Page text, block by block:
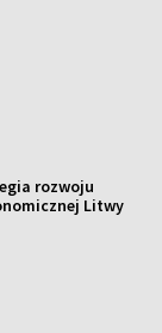
rozwoju
Litwy